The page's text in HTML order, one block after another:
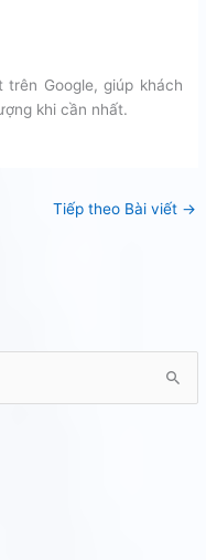
Google, giúp khách
khi cần nhất.
Tiếp theo Bài viết →